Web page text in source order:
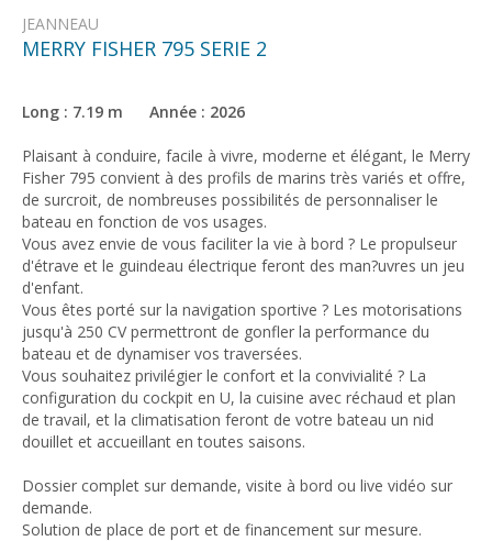
JEANNEAU
MERRY FISHER 795 SERIE 2
Long : 7.19 m Année : 2026
Plaisant à conduire, facile à vivre, moderne et élégant, le Merry
Fisher 795 convient à des profils de marins très variés et offre,
de surcroit, de nombreuses possibilités de personnaliser le
bateau en fonction de vos usages.
Vous avez envie de vous faciliter la vie à bord ? Le propulseur
d'étrave et le guindeau électrique feront des man?uvres un jeu
d'enfant.
Vous êtes porté sur la navigation sportive ? Les motorisations
jusqu'à 250 CV permettront de gonfler la performance du
bateau et de dynamiser vos traversées.
Vous souhaitez privilégier le confort et la convivialité ? La
configuration du cockpit en U, la cuisine avec réchaud et plan
de travail, et la climatisation feront de votre bateau un nid
douillet et accueillant en toutes saisons.
Dossier complet sur demande, visite à bord ou live vidéo sur
demande.
Solution de place de port et de financement sur mesure.